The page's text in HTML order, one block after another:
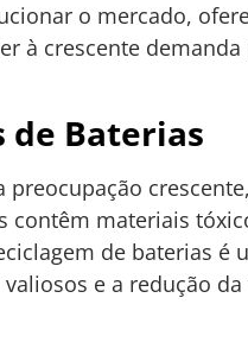
o mercado,
à crescente
de Baterias
contêm materiais
de baterias é
e a redução